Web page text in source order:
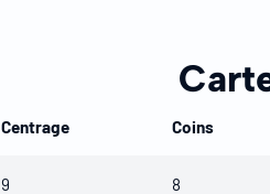
Centrage Coins
9 8